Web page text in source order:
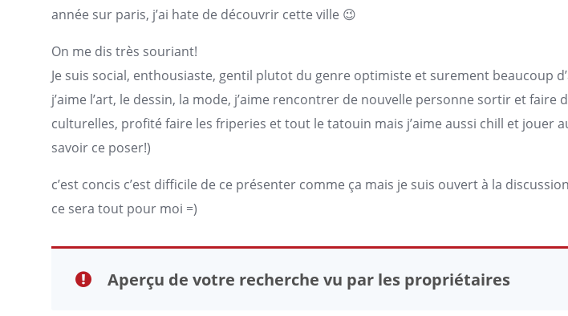
année sur paris, j’ai hate de découvrir cette ville 😉
On me dis très souriant!
Je suis social, enthousiaste, gentil plutot du genre optimiste et surement beaucoup
j’aime l’art, le dessin, la mode, j’aime rencontrer de nouvelle personne sortir et faire
culturelles, profité faire les friperies et tout le tatouin mais j’aime aussi chill et jouer
savoir ce poser!)
c’est concis c’est difficile de ce présenter comme ça mais je suis ouvert à la
ce sera tout pour moi =)
Aperçu de votre recherche vu par les propriétaires